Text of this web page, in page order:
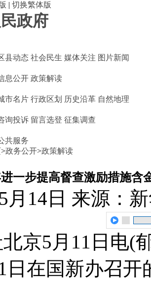
| 切换繁体版
县动态 社会民生 媒体关注 图片新闻
息公开 政策解读
市名片 行政区划 历史沿革 自然地理
询投诉 留言选登 征集调查
共服务
>政务公开>政策解读
一步提高督查激励措施含
月14日 来源：
京5月11日电(
日在国新办召